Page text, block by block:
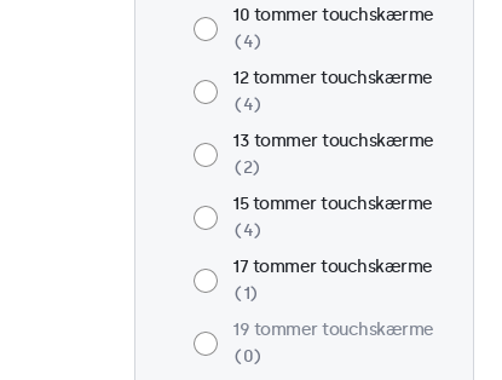
10 tommer touchskærme
4
12 tommer touchskærme
4
13 tommer touchskærme
2
15 tommer touchskærme
4
17 tommer touchskærme
1
19 tommer touchskærme
0